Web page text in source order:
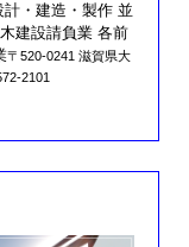
完了しました。
・建造・製作 並
建設請負業 各前
〒520-0241 滋賀県大
2101